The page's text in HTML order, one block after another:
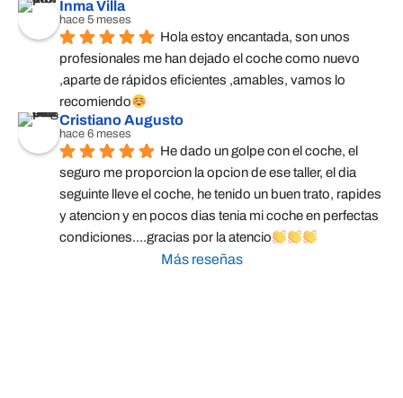
Inma Villa
hace 5 meses
Hola estoy encantada, son unos
profesionales me han dejado el coche como nuevo
,aparte de rápidos eficientes ,amables, vamos lo
recomiendo
Cristiano Augusto
hace 6 meses
He dado un golpe con el coche, el
seguro me proporcion la opcion de ese taller, el dia
seguinte lleve el coche, he tenido un buen trato, rapides
y atencion y en pocos dias tenia mi coche en perfectas
condiciones....gracias por la atencio
Más reseñas